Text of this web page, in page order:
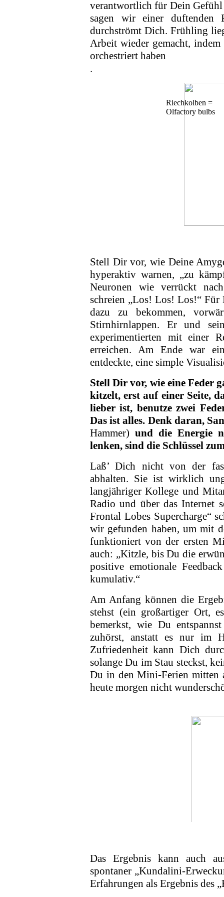
verant­wortlich für Dein Gefühl
sagen wir einer duf­ten­den
durchströmt Dich. Frühling
Arbeit wieder gemacht,
orchestriert haben
.
Riechkolben =
Olfactory bulbs
Stell Dir vor, wie Deine
hyperaktiv warnen, „zu
Neuronen wie verrückt
schreien „Los! Los! Los!“
dazu zu bekommen,
Stirnhirnlappen. Er und
experimentierten mit einer
erreichen. Am Ende war
entdeckte, eine simple
Stell Dir vor, wie eine Feder
kitzelt, erst auf einer Seite,
lieber ist, benutze zwei
Das ist alles. Denk daran,
Hammer) und die Energie
lenken, sind die Schlüssel
Laß’ Dich nicht von der
abhalten. Sie ist wirklich
langjähriger Kollege und
Radio und über das Internet
Frontal Lobes Supercharge“
wir gefunden haben, um mit
funktioniert von der ersten
auch: „Kitzle, bis Du die
positive emotionale
kumulativ.“
Am Anfang können die
stehst (ein großartiger Ort,
bemerkst, wie Du
zuhörst, anstatt es nur im
Zufriedenheit kann Dich
solange Du im Stau steckst,
Du in den Mini-Ferien mitten
heute morgen nicht
Das Ergebnis kann auch
spontaner „Kundalini-
Erfahrungen als Ergebnis des